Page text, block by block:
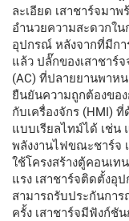
ละเอียด เสาชาร์จมา
อำนวยความสะดวกใ
อุปกรณ์ หลังจากที่มีกา
แล้ว ปลั๊กของเสาชาร์
(AC) ที่ปลายยานพาห
ยืนยันความถูกต้องของ
กับเครื่องจักร (HMI)
แบบเรียลไทม์ได้ เช่
พลังงานไฟขณะชาร์จ
ใช้โครงสร้างตู้คอนเท
แรง เสาชาร์จติดตั้งอุ
สามารถรับประกันกา
ครั้ง เสาชาร์จมีฟังก์